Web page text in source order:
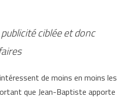
ciblée et donc
de moins en moins les
que Jean-Baptiste apporte